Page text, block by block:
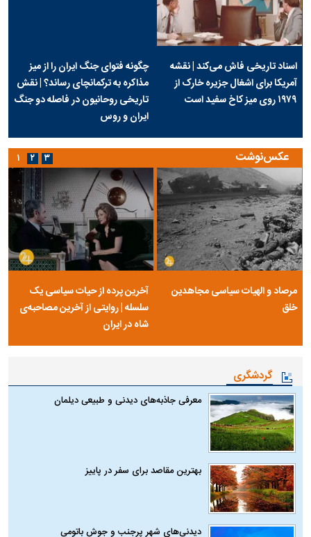
اسناد تاریخی فاش می‌کند | نقشه
آمریکا برای اشغال جزیره خارک از
۱۹۷۹ روی میز کاخ سفید است
چگونه فتوای جنگ ایران را از میز
مذاکره به ترکمانچای رساند؟ | نقش
تاریخی روحانیون در فاصله دو جنگ
ایران و روس
عکس‌نوشت
مرصاد و الهیات سیاسی مجاهدین
خلق
آخرین پرده از حیات سیاسی یک
سلسله | روایتی از آخرین مصاحبه‌ی
شاه در ایران
۱ ۲ ۳
گردشگری
معرفی جاذبه‌های دیدنی و طبیعی دیلمان
بهترین مقاصد برای سفر در پاییز
دیدنی‌های شهر پرجنب و جوش باتومی